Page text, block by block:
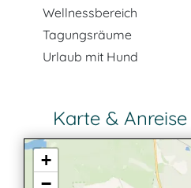
Wellnessbereich
Tagungsräume
Urlaub mit Hund
Karte & Anreise
+
−